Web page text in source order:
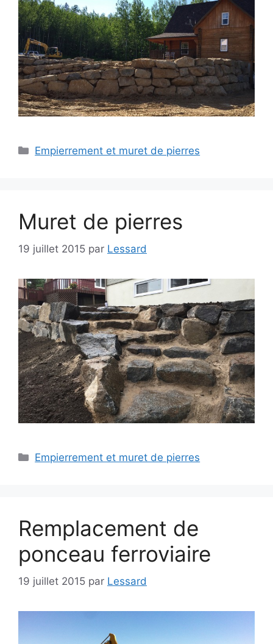
Empierrement et muret de pierres
Muret de pierres
19 juillet 2015 par Lessard
Empierrement et muret de pierres
Remplacement de
ponceau ferroviaire
19 juillet 2015 par Lessard